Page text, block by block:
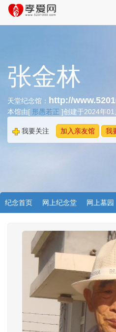
张金林
天堂纪念馆： http://
本馆由[ 形愚若正 ]创建于2024年01
我要关注 加入亲友馆 我
纪念首页 网上纪念堂 网上墓园
许愿祈福